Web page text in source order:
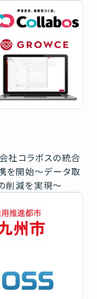
会社コラボスの統合
を開始～データ取
削減を実現～